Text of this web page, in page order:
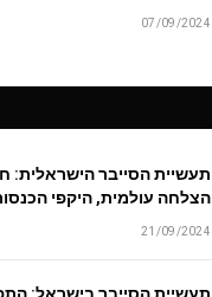
07/09/2024
תעשיית הסייבר הישראלית:
הצלחה עולמית, היקפי
21/09/2024